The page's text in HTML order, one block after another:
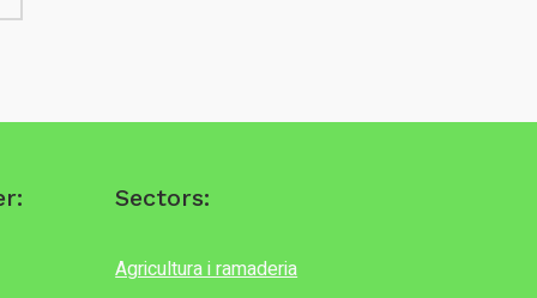
Sectors:
Agricultura i ramaderia